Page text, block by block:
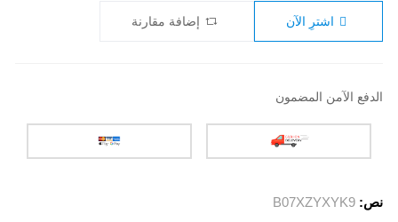
اشترِ الآن إضافة مقارنة
الدفع الآمن المضمون
نص: B07XZYXYK9